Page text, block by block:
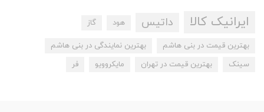
ایرانیک کالا داتیس هود گاز
بهترین قیمت در بنی هاشم
بهترین نمایندگی در بنی هاشم
سینک
بهترین قیمت در تهران مایکروویو فر